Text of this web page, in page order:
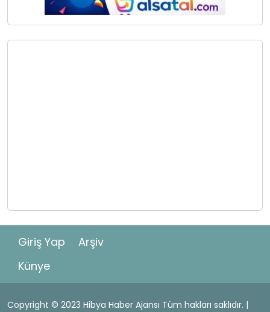
Giriş Yap
Arşiv
Künye
Copyright © 2023 Hibya Haber Ajansı Tüm hakları saklıdır. |